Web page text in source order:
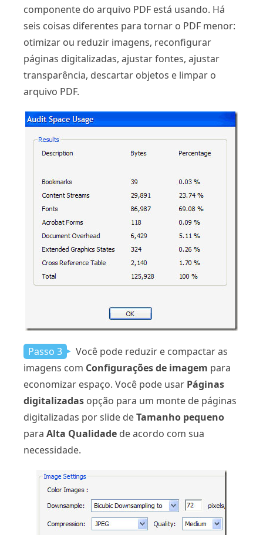
componente do arquivo PDF está usando. Há
seis coisas diferentes para tornar o PDF menor:
otimizar ou reduzir imagens, reconfigurar
páginas digitalizadas, ajustar fontes, ajustar
transparência, descartar objetos e limpar o
arquivo PDF.
Passo 3
Você pode reduzir e compactar as
imagens com Configurações de imagem para
economizar espaço. Você pode usar Páginas
digitalizadas opção para um monte de páginas
digitalizadas por slide deTamanho pequeno
para Alta Qualidade de acordo com sua
necessidade.